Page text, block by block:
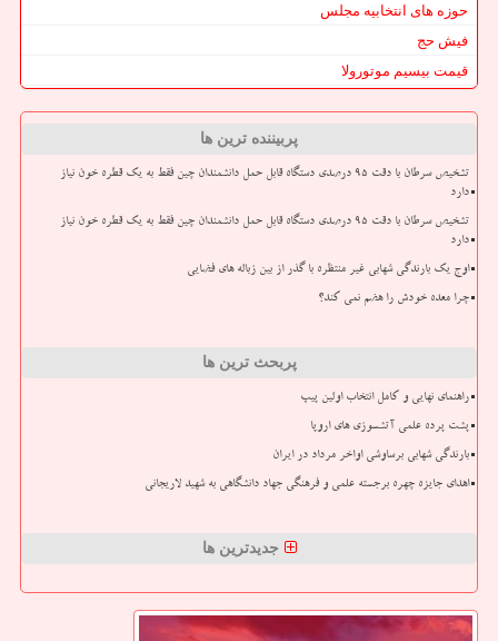
حوزه های انتخابیه مجلس
فیش حج
قیمت بیسیم موتورولا
پربیننده ترین ها
تشخیص سرطان با دقت ۹۵ درصدی دستگاه قابل حمل دانشمندان چین فقط به یک قطره خون نیاز
دارد
تشخیص سرطان با دقت ۹۵ درصدی دستگاه قابل حمل دانشمندان چین فقط به یک قطره خون نیاز
دارد
اوج یک بارندگی شهابی غیر منتظره با گذر از بین زباله های فضایی
چرا معده خودش را هضم نمی کند؟
پربحث ترین ها
راهنمای نهایی و کامل انتخاب اولین پیپ
پشت پرده علمی آتشسوزی های اروپا
بارندگی شهابی برساوشی اواخر مرداد در ایران
اهدای جایزه چهره برجسته علمی و فرهنگی جهاد دانشگاهی به شهید لاریجانی
جدیدترین ها